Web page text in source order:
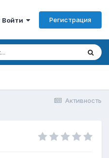
Войти Регистрация
Активность